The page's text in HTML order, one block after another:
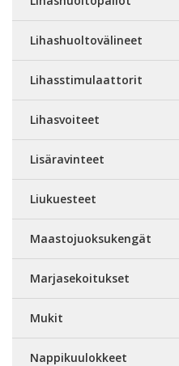
Lihashuoltovälineet
Lihasstimulaattorit
Lihasvoiteet
Lisäravinteet
Liukuesteet
Maastojuoksukengät
Marjasekoitukset
Mukit
Nappikuulokkeet